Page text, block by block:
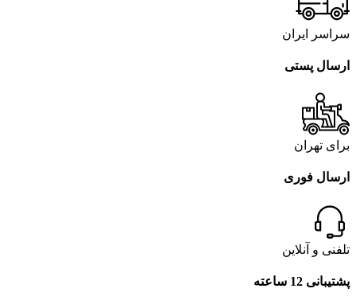
سراسر ایران
ارسال پستی
برای تهران
ارسال فوری
تلفنی و آنلاین
پشتیبانی 12 ساعته